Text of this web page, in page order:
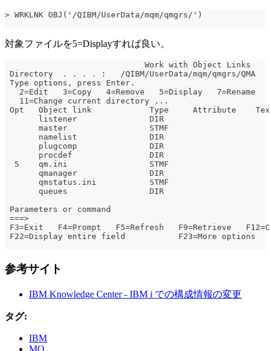
> WRKLNK OBJ('/QIBM/UserData/mqm/qmgrs/')
対象ファイルを5=Displayすれば良い。
                             Work with Object Links
Directory  . . . . :   /QIBM/UserData/mqm/qmgrs/QMA
Type options, press Enter.
2=Edit   3=Copy   4=Remove   5=Display   7=Rename
   11=Change current directory ...
Opt   Object link            Type     Attribute
       listener               DIR
       master                 STMF
       namelist               DIR
       plugcomp               DIR
       procdef                DIR
  5    qm.ini                 STMF
       qmanager               DIR
       qmstatus.ini           STMF
       queues                 DIR
Parameters or command
===>
F3=Exit   F4=Prompt   F5=Refresh   F9=Retrieve
F22=Display entire field           F23=More options
参考サイト
IBM Knowledge Center - IBM i での構成情報の変更
タグ:
IBM
MQ